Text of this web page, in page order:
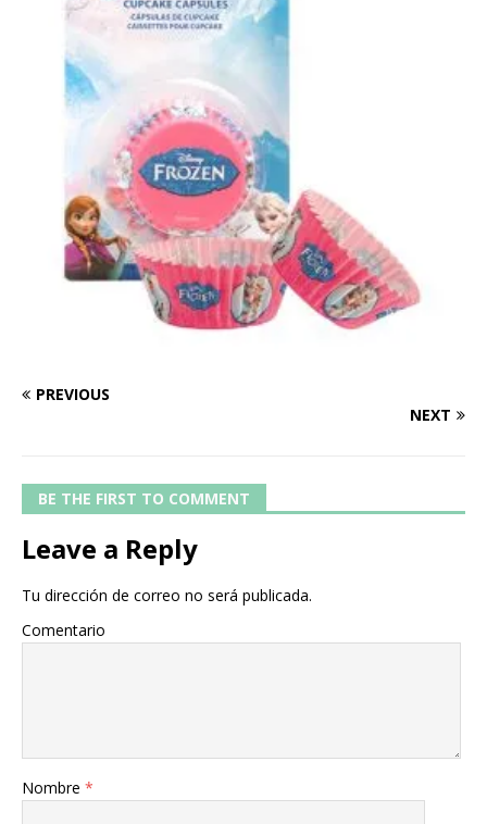
PREVIOUS
NEXT
BE THE FIRST TO COMMENT
Leave a Reply
Tu dirección de correo no será publicada.
Comentario
Nombre *